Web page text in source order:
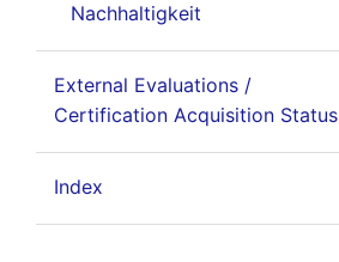
Nachhaltigkeit
External Evaluations /
Certification Acquisition Status
Index